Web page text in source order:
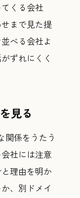
くる会社
まで見た提
べる会社よ
ずれにくく
見る
関係をうたう
社には注意
理由を明か
、別ドメイ